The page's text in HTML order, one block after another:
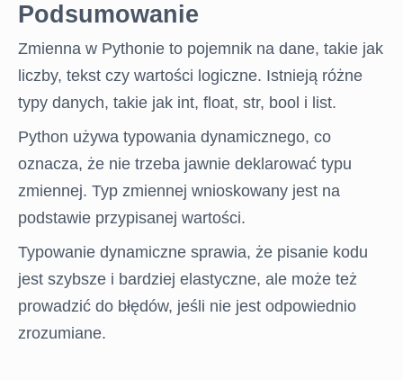
Podsumowanie
Zmienna w Pythonie to pojemnik na dane, takie jak
liczby, tekst czy wartości logiczne. Istnieją różne
typy danych, takie jak int, float, str, bool i list.
Python używa typowania dynamicznego, co
oznacza, że nie trzeba jawnie deklarować typu
zmiennej. Typ zmiennej wnioskowany jest na
podstawie przypisanej wartości.
Typowanie dynamiczne sprawia, że pisanie kodu
jest szybsze i bardziej elastyczne, ale może też
prowadzić do błędów, jeśli nie jest odpowiednio
zrozumiane.